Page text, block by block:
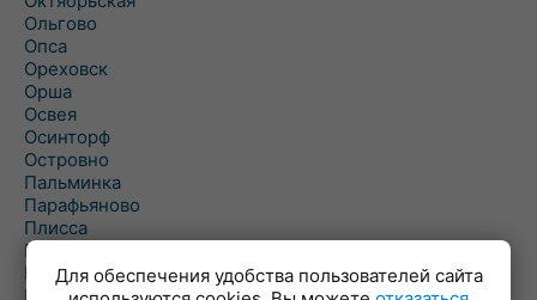
Ольгово
Опса
Ореховск
Орша
Освея
Осинторф
Островно
Пальминка
Парафьяново
Плисса
Повятье
ПогощаДля обеспечения удобства пользователей сайта